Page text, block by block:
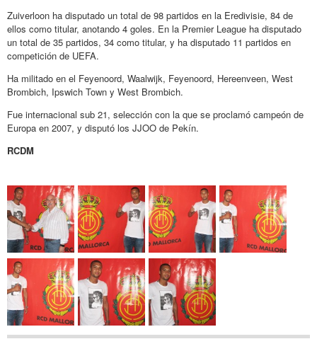
Zuiverloon ha disputado un total de 98 partidos en la Eredivisie, 84 de
ellos como titular, anotando 4 goles. En la Premier League ha disputado
un total de 35 partidos, 34 como titular, y ha disputado 11 partidos en
competición de UEFA.
Ha militado en el Feyenoord, Waalwijk, Feyenoord, Hereenveen, West
Brombich, Ipswich Town y West Brombich.
Fue internacional sub 21, selección con la que se proclamó campeón de
Europa en 2007, y disputó los JJOO de Pekín.
RCDM